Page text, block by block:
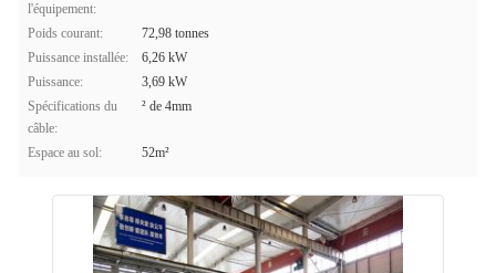
l'équipement:
Poids courant:
72,98 tonnes
Puissance installée:
6,26 kW
Puissance:
3,69 kW
Spécifications du
câble:
² de 4mm
Espace au sol: 52m²